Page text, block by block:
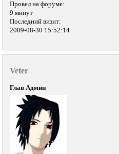
Провел на форуме:
9 минут
Последний визит:
2009-08-30 15:52:14
Veter
Глав Админ